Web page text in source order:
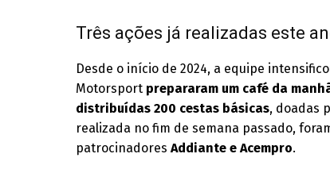
Três ações já realizadas este
Desde o início de 2024, a equipe
Motorsport prepararam um café da
distribuídas 200 cestas básicas, doadas
realizada no fim de semana passado,
patrocinadoresAddiante e Acempro.